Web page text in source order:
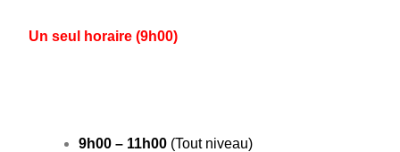
Un seul horaire (9h00)
9h00 – 11h00 (Tout niveau)